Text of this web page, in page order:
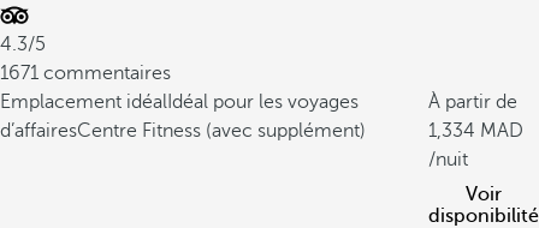
4.3/5
1671 commentaires
Emplacement idéal Idéal pour les voyages
d’affairesCentre Fitness (avec supplément)
À partir de
1,334
/nuit
Voir
disponibilité